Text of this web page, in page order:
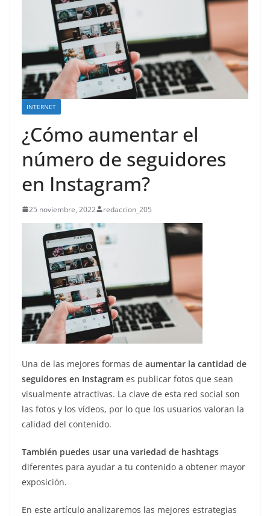
INTERNET
¿Cómo aumentar el
número de seguidores
en Instagram?
25 noviembre, 2022 redaccion_205
Una de las mejores formas de aumentar la cantidad de
seguidores en Instagram es publicar fotos que sean
visualmente atractivas. La clave de esta red social son
las fotos y los vídeos, por lo que los usuarios valoran la
calidad del contenido.
También puedes usar una variedad de hashtags
diferentes para ayudar a tu contenido a obtener mayor
exposición.
En este artículo analizaremos las mejores estrategias